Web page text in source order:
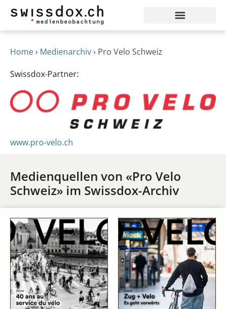
Home› Medienarchiv› Pro Velo Schweiz
Swissdox-Partner:
www.pro-velo.ch
Medienquellen von «Pro Velo
Schweiz» im Swissdox-Archiv